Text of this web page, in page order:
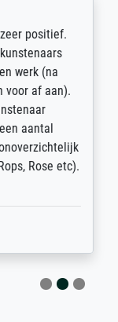
ist auch nicht
das Bild entgegen
Lieferanschrift
für die
zum Hochzeits-
sein) doch nach
wurde.